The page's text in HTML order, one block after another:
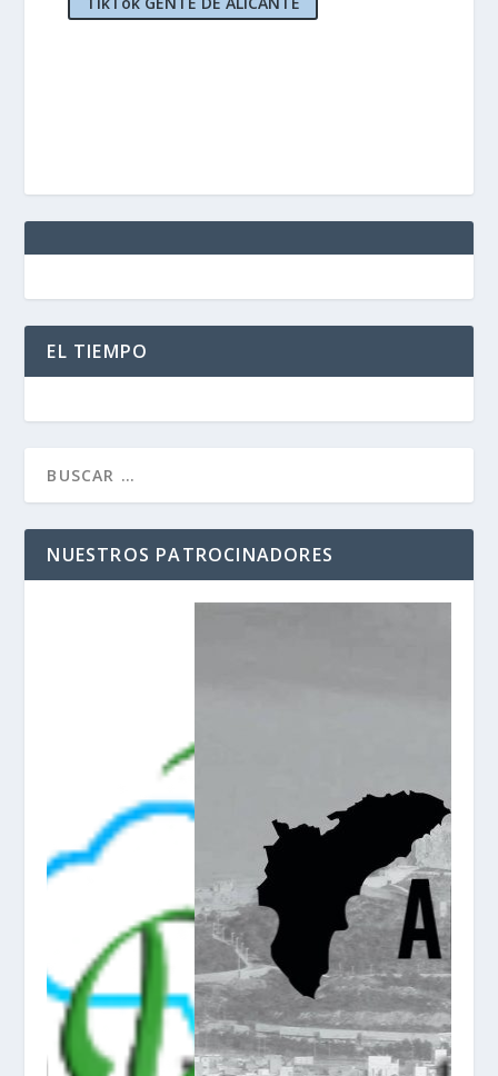
EL TIEMPO
NUESTROS PATROCINADORES